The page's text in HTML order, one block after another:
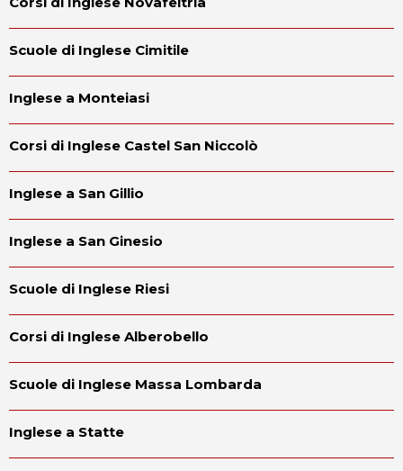
Scuole di Inglese Cimitile
Inglese a Monteiasi
Corsi di Inglese Castel San Niccolò
Inglese a San Gillio
Inglese a San Ginesio
Scuole di Inglese Riesi
Corsi di Inglese Alberobello
Scuole di Inglese Massa Lombarda
Inglese a Statte